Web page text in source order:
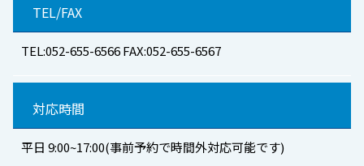
TEL/FAX
TEL:052-655-6566 FAX:052-655-6567
対応時間
平日 9:00~17:00(事前予約で時間外対応可能です)